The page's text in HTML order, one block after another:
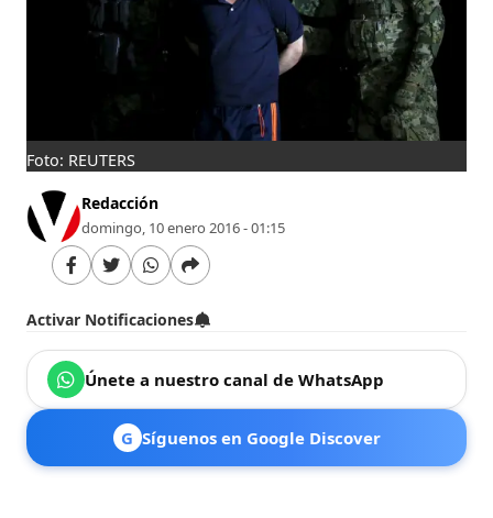
Foto: REUTERS
Redacción
domingo, 10 enero 2016 - 01:15
Activar Notificaciones
Únete a nuestro canal de WhatsApp
G Síguenos en Google Discover